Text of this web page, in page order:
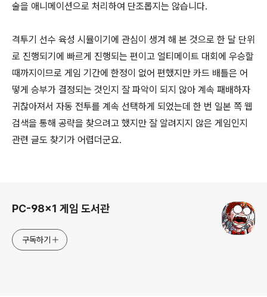
술을 애니메이션으로 처리하여 단조롭지는 않습니다.
격투기 선수 육성 시뮬이기에 관심이 생겨 해 본 것으로 한 달 단위
로 진행되기에 빠르게 진행되는 편이고 얼티메이트 대회에 우승할
때까지이므로 게임 기간에 한정이 없어 편했지만 카드 배틀은 어
떻게 승부가 결정되는 것인지 잘 파악이 되지 않아 계속 패배하자
귀찮아져서 자동 전투를 계속 선택하게 되었는데 한 번 일본 쪽 웹
검색을 통해 공략을 찾으려고 했지만 잘 알려지지 않은 게임인지
관련 글도 찾기가 어렵더군요.
PC-98x1 게임 도서관
구독하기